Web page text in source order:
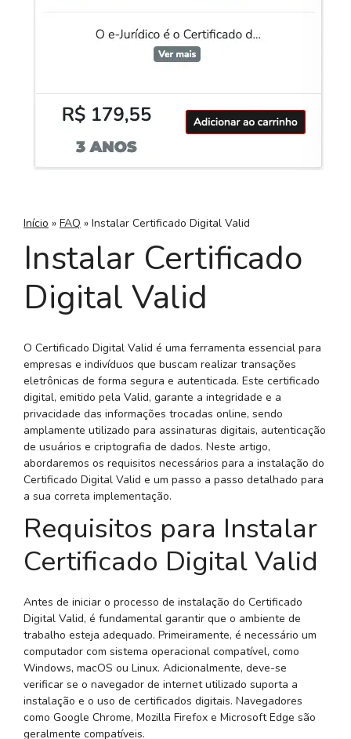
Início » FAQ » Instalar Certificado Digital Valid
Instalar Certificado
Digital Valid
O Certificado Digital Valid é uma ferramenta essencial para
empresas e indivíduos que buscam realizar transações
eletrônicas de forma segura e autenticada. Este certificado
digital, emitido pela Valid, garante a integridade e a
privacidade das informações trocadas online, sendo
amplamente utilizado para assinaturas digitais, autenticação
de usuários e criptografia de dados. Neste artigo,
abordaremos os requisitos necessários para a instalação do
Certificado Digital Valid e um passo a passo detalhado para
a sua correta implementação.
Requisitos para Instalar
Certificado Digital Valid
Antes de iniciar o processo de instalação do Certificado
Digital Valid, é fundamental garantir que o ambiente de
trabalho esteja adequado. Primeiramente, é necessário um
computador com sistema operacional compatível, como
Windows, macOS ou Linux. Adicionalmente, deve-se
verificar se o navegador de internet utilizado suporta a
instalação e o uso de certificados digitais. Navegadores
como Google Chrome, Mozilla Firefox e Microsoft Edge são
geralmente compatíveis.